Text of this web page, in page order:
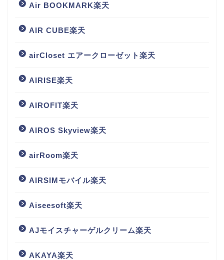
Air BOOKMARK楽天
AIR CUBE楽天
airCloset エアークローゼット楽天
AIRISE楽天
AIROFIT楽天
AIROS Skyview楽天
airRoom楽天
AIRSIMモバイル楽天
Aiseesoft楽天
AJモイスチャーゲルクリーム楽天
AKAYA楽天